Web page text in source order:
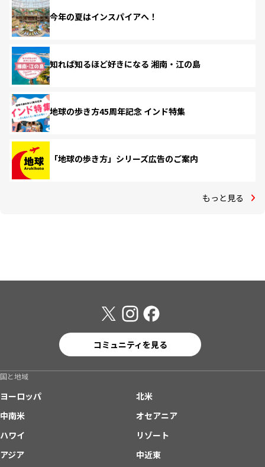
今年の夏はインスパイアへ！
知れば知るほど好きになる 湘南・江の島
地球の歩き方45周年記念 インド特集
「地球の歩き方」シリーズ広告のご案内
もっと見る
コミュニティを見る
国と地域
ヨーロッパ
北米
中南米
オセアニア
ハワイ
リゾート
アジア
中近東